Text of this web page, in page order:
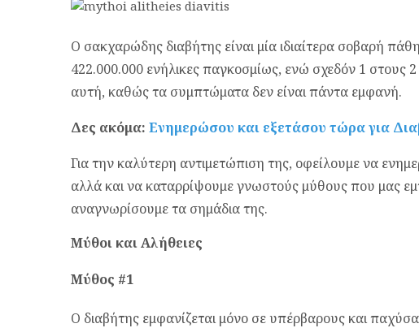
Ο σακχαρώδης διαβήτης είναι μία ιδιαίτερα σοβαρή
422.000.000 ενήλικες παγκοσμίως, ενώ σχεδόν 1 στους
αυτή, καθώς τα συμπτώματα δεν είναι πάντα εμφανή.
Δες ακόμα: Eνημερώσου και εξετάσου τώρα για
Για την καλύτερη αντιμετώπιση της, οφείλουμε να
αλλά και να καταρρίψουμε γνωστούς μύθους που μας
αναγνωρίσουμε τα σημάδια της.
Μύθοι και Αλήθειες
Μύθος #1
Ο διαβήτης εμφανίζεται μόνο σε υπέρβαρους και